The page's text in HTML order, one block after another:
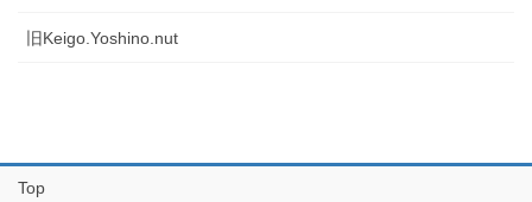
旧Keigo.Yoshino.nut
Top